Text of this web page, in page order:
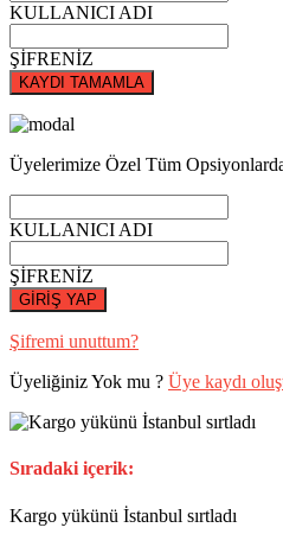
KULLANICI ADI
ŞİFRENİZ
KAYDI TAMAMLA
Üyelerimize Özel Tüm
KULLANICI ADI
ŞİFRENİZ
GİRİŞ YAP
Şifremi unuttum?
Üyeliğiniz Yok mu ? Üye kaydı
Sıradaki içerik:
Kargo yükünü İstanbul sırtladı